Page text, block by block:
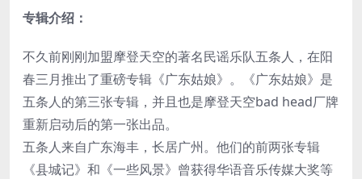
专辑介绍：
不久前刚刚加盟摩登天空的著名民谣乐队五条人，在阳
春三月推出了重磅专辑《广东姑娘》。《广东姑娘》是
五条人的第三张专辑，并且也是摩登天空bad head厂牌
重新启动后的第一张出品。
五条人来自广东海丰，长居广州。他们的前两张专辑
《县城记》和《一些风景》曾获得华语音乐传媒大奖等